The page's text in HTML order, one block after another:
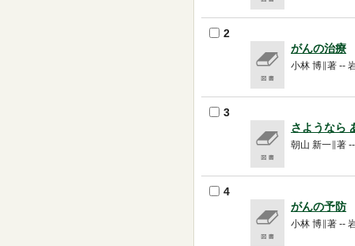
2
がんの治療
小林 博∥著 --
3
さようなら
朝山 新一∥著
4
がんの予防
小林 博∥著 --